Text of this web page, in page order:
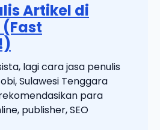
Artikel di
lagi cara jasa penulis
Sulawesi Tenggara
para
publisher, SEO